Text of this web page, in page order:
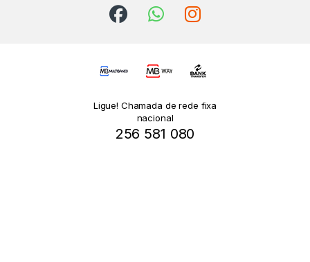
Ligue! Chamada de rede fixa
nacional
256 581 080